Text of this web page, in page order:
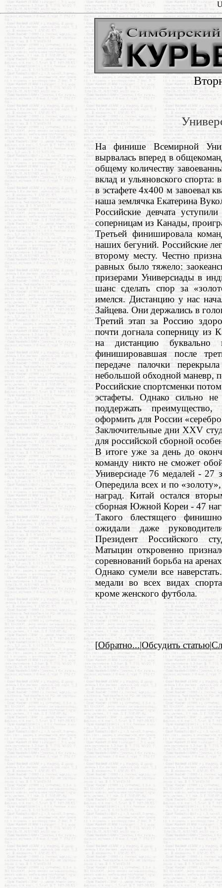
На финише Всемирной
вырвалась вперед в
общему количеству
вклад и ульяновского спорта:
в эстафете 4х400 м завоевал
наша землячка Екатерина
Российские девчата
соперницам из Канады,
Третьей финишировала
наших бегуний. Российские
второму месту. Честно
равных было тяжело:
призерами Универсиады в
шанс сделать спор за
имелся. Дистанцию у нас
Зайцева. Они держались в
Третий этап за Россию
почти догнала соперницу из
на дистанцию
финишировавшая после
передаче палочки
небольшой обходной маневр,
Российские спортсменки
эстафеты. Однако сильно не
поддержать
оформить для России
Заключительные дни XXV
для российской сборной
В итоге уже за день до
команду никто не сможет
Универсиаде 76 медалей - 27
Опередила всех и по
наград. Китай остался
сборная Южной Кореи - 47
Такого блестящего
ожидали даже
Президент Российского
Матыцин откровенно
соревнований борьба на
Однако сумели все
медали во всех видах
кроме женского футбола.
[Обратно...|Обсудить статью|